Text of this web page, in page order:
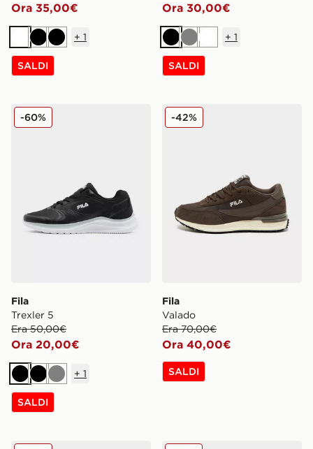
Ora 35,00€
Bianco
NeroNero
+ 1
SALDI
Ora 30,00€
NeroGrigioBianco
+ 1
SALDI
Fila Trexler 5
Fila
Trexler 5
Era 50,00€
Ora 20,00€
-60%
NeroNeroGrigio
+ 1
SALDI
Fila Valado
Fila
Valado
Era 70,00€
Ora 40,00€
-42%
SALDI